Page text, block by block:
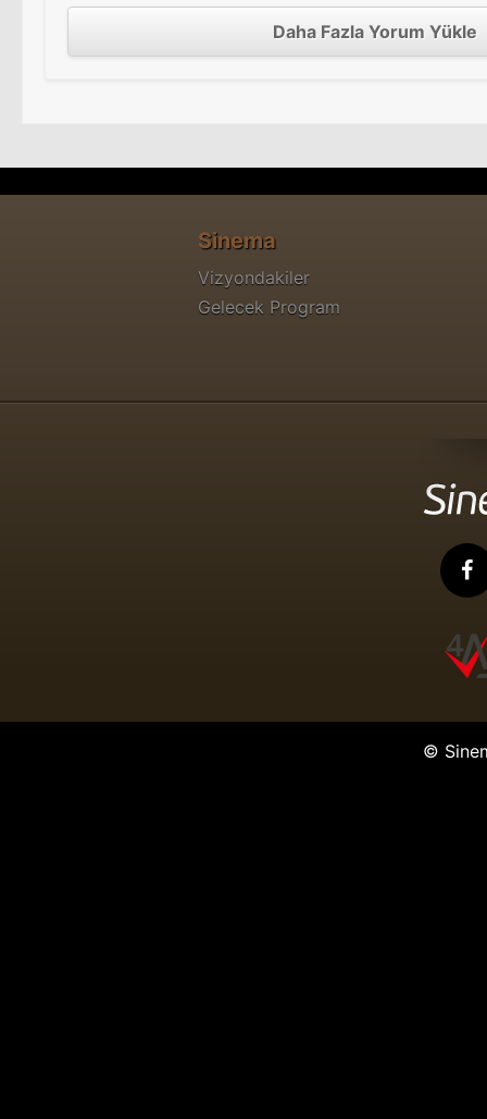
Daha Fazla Yorum Yükle
Sinema
Vizyondakiler
Gelecek Program
©